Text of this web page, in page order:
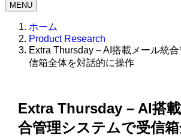
MENU
ホーム
Product Research
Extra Thursday – AI搭載メール統
信箱全体を対話的に操作
Extra Thursday – AI搭
合管理システムで受信